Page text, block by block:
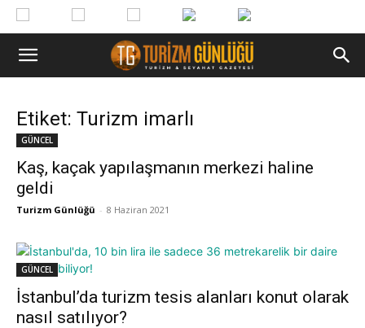
Etiket: Turizm imarlı
GÜNCEL
Kaş, kaçak yapılaşmanın merkezi haline
geldi
Turizm Günlüğü - 8 Haziran 2021
GÜNCEL
İstanbul’da turizm tesis alanları konut olarak
nasıl satılıyor?